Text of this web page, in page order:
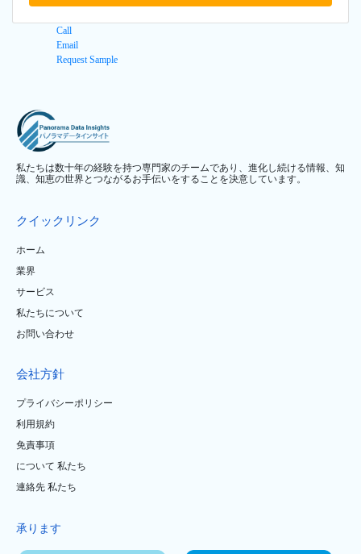
Call
Email
Request Sample
私たちは数十年の経験を持つ専門家のチームであり、進化し続ける情報、知
識、知恵の世界とつながるお手伝いをすることを決意しています。
クイックリンク
ホーム
業界
サービス
私たちについて
お問い合わせ
会社方針
プライバシーポリシー
利用規約
免責事項
について 私たち
連絡先 私たち
承ります